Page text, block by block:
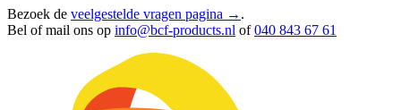
Bezoek de veelgestelde vragen pagina → .
Bel of mail ons op info@bcf-products.nl of040 843 67 61